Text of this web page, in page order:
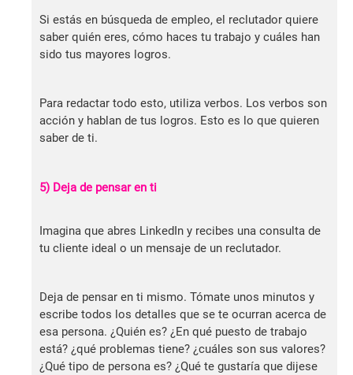
Si estás en búsqueda de empleo, el reclutador quiere
saber quién eres, cómo haces tu trabajo y cuáles han
sido tus mayores logros.
Para redactar todo esto, utiliza verbos. Los verbos son
acción y hablan de tus logros. Esto es lo que quieren
saber de ti.
5) Deja de pensar en ti
Imagina que abres LinkedIn y recibes una consulta de
tu cliente ideal o un mensaje de un reclutador.
Deja de pensar en ti mismo. Tómate unos minutos y
escribe todos los detalles que se te ocurran acerca de
esa persona. ¿Quién es? ¿En qué puesto de trabajo
está? ¿qué problemas tiene? ¿cuáles son sus valores?
¿Qué tipo de persona es? ¿Qué te gustaría que dijese